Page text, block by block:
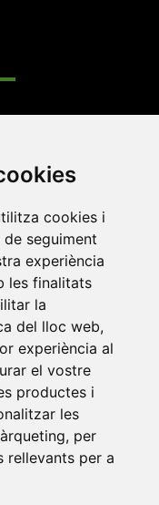
cookies i
seguiment
experiència
les finalitats
la
del lloc web,
experiència al
el vostre
productes i
les
, per
rellevants per a
d'Alacant
Autònoma de
•Universitat
de Girona
•Universitat
Jaume I
Miguel Hernández
•Universitat